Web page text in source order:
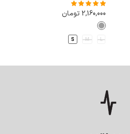
نمره5.00 از 2,160,000تومان
L
M
S